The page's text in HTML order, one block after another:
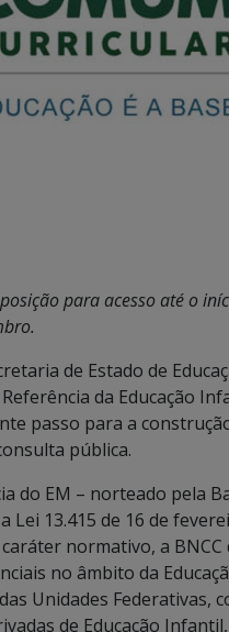
para acesso até o
de Estado de
da Educação
passo para a
pública.
do EM – norteado pela
13.415 de 16 de
normativo, a BNCC
no âmbito da
Unidades Federativas,
de Educação